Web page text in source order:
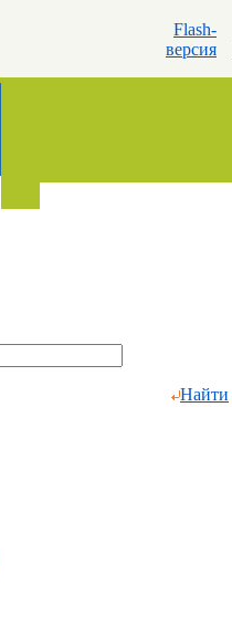
Flash-
версия
Найти